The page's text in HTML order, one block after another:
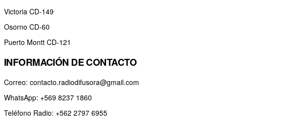
Victoria CD-149
Osorno CD-60
Puerto Montt CD-121
INFORMACIÓN DE CONTACTO
Correo: contacto.radiodifusora@gmail.com
WhatsApp: +569 8237 1860
Teléfono Radio: +562 2797 6955